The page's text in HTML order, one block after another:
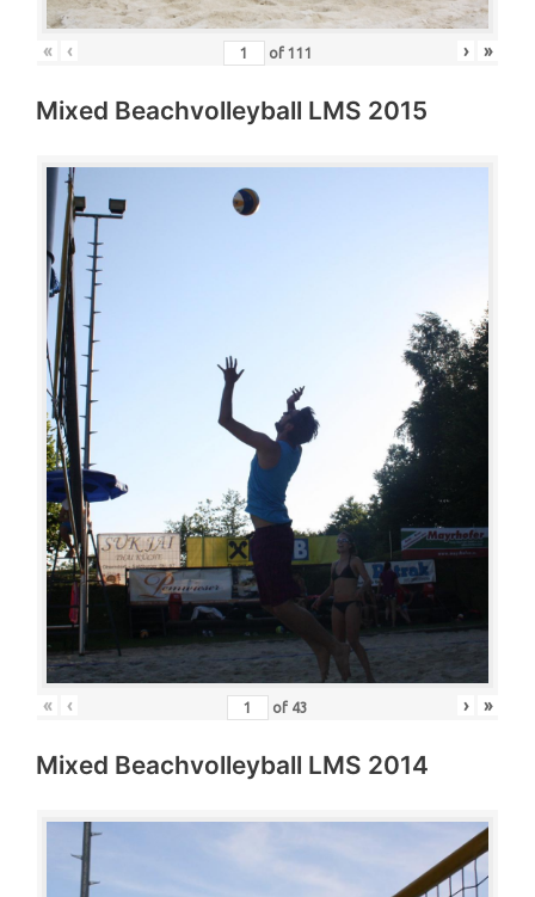
« ‹ of 111 › »
Mixed Beachvolleyball LMS 2015
« ‹ of 43 › »
Mixed Beachvolleyball LMS 2014